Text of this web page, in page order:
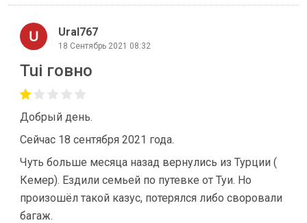
Ural767
18 Сентябрь 2021 08:32
Tui говно
Добрый день.
Сейчас 18 сентября 2021 года.
Чуть больше месяца назад вернулись из Турции (
Кемер). Ездили семьей по путевке от Туи. Но
произошёл такой казус, потерялся либо своровали
багаж.